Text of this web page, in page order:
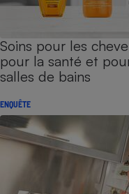
Soins pour les
pour la santé et
salles de bains
ENQUÊTE